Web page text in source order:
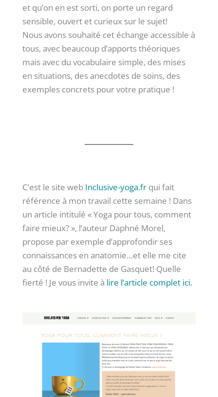
et qu’on en est sorti, on porte un regard
sensible, ouvert et curieux sur le sujet!
Nous avons souhaité cet échange accessible à
tous, avec beaucoup d’apports théoriques
mais avec du vocabulaire simple, des mises
en situations, des anecdotes de soins, des
exemples concrets pour votre pratique !
C’est le site web Inclusive-yoga.frqui fait
référence à mon travail cette semaine ! Dans
un article intitulé « Yoga pour tous, comment
faire mieux? », l’auteur Daphné Morel,
propose par exemple d’approfondir ses
connaissances en anatomie…et elle me cite
au côté de Bernadette de Gasquet! Quelle
fierté ! Je vous invite à lire l’article complet ici.